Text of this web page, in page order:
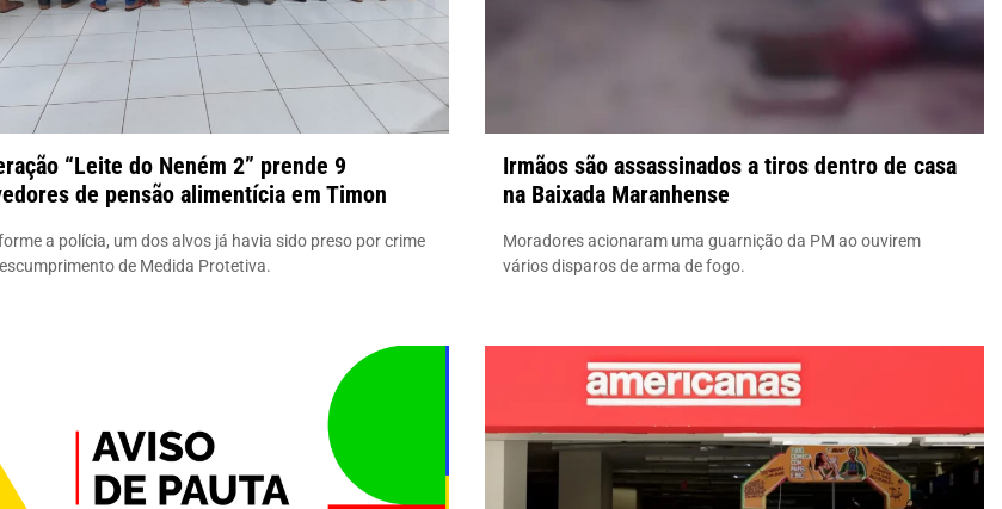
“Leite do Neném 2” prende 9
de pensão alimentícia em Timon
a polícia, um dos alvos já havia sido preso por crime
de Medida Protetiva.
Irmãos são assassinados a tiros dentro de casa
na Baixada Maranhense
Moradores acionaram uma guarnição da PM ao ouvirem
vários disparos de arma de fogo.